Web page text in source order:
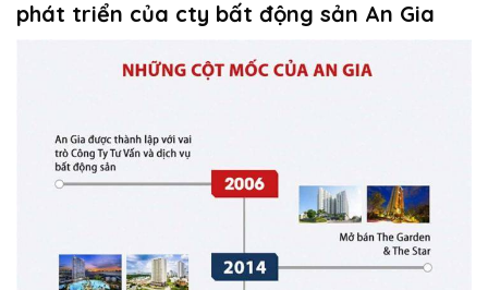
phát triển của cty bất động sản An Gia